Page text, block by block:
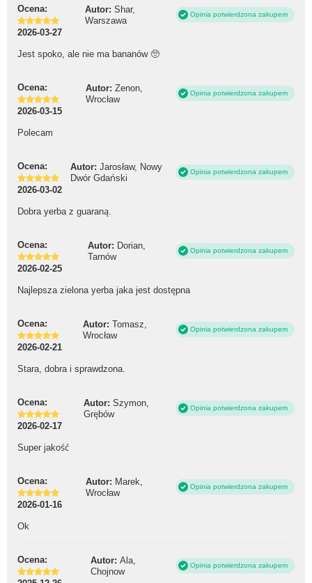
Ocena: Autor: Shar,
Warszawa
Opinia potwierdzona zakupem
2026-03-27
Jest spoko, ale nie ma bananów 🥺
Ocena: Autor: Zenon,
Wrocław
Opinia potwierdzona zakupem
2026-03-15
Polecam
Ocena: Autor: Jarosław, Nowy
Dwór Gdański
Opinia potwierdzona zakupem
2026-03-02
Dobra yerba z guaraną.
Ocena: Autor: Dorian,
Tarnów
Opinia potwierdzona zakupem
2026-02-25
Najlepsza zielona yerba jaka jest dostępna
Ocena: Autor: Tomasz,
Wrocław
Opinia potwierdzona zakupem
2026-02-21
Stara, dobra i sprawdzona.
Ocena: Autor: Szymon,
Grębów
Opinia potwierdzona zakupem
2026-02-17
Super jakość
Ocena: Autor: Marek,
Wrocław
Opinia potwierdzona zakupem
2026-01-16
Ok
Ocena: Autor: Ala,
Chojnow
Opinia potwierdzona zakupem